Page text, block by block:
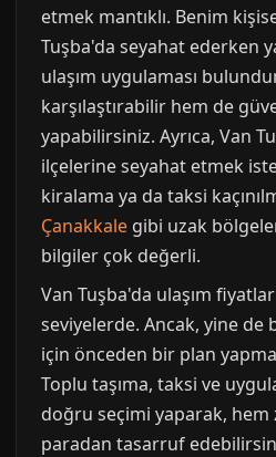
etmek mantıklı. Benim
Tuşba'da seyahat ederken
ulaşım uygulaması
karşılaştırabilir hem de
yapabilirsiniz. Ayrıca, Van
ilçelerine seyahat etmek
kiralama ya da taksi
Çanakkale gibi uzak
bilgiler çok değerli.
Van Tuşba'da ulaşım
seviyelerde. Ancak, yine
için önceden bir plan
Toplu taşıma, taksi ve
doğru seçimi yaparak,
paradan tasarruf